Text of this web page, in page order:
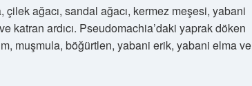
ağacı, sandal ağacı, kermez meşesi, yabani
katran ardıcı. Pseudomachia’daki yaprak döken
muşmula, böğürtlen, yabani erik, yabani elma ve